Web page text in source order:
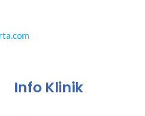
Info Klinik